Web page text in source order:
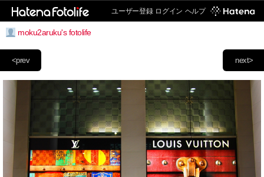
ユーザー登録 ログイン ヘルプ
moku2aruku's fotolife
next>
<prev